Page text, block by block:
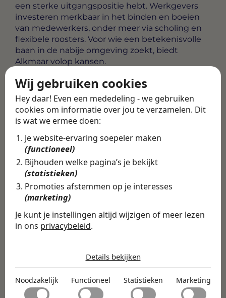
Wij gebruiken cookies
Hey daar! Even een mededeling - we gebruiken
cookies om informatie over jou te verzamelen. Dit
is wat we ermee doen:
Je website-ervaring soepeler maken
(functioneel)
Bijhouden welke pagina’s je bekijkt
(statistieken)
Promoties afstemmen op je interesses
(marketing)
Je kunt je instellingen altijd wijzigen of meer lezen
in ons privacybeleid.
Noodzakelijk
Noodzakelijke cookies helpen een website bruikbaar te
maken door basisfuncties zoals paginanavigatie en
Functioneel
Details bekijken
Noodzakelijk Functioneel Statistieken Marketing
een sterke uitgangspositie hebt. Werkgevers
investeren merkbaar in het binden en boeien
van medewerkers, onder meer via scholing en
flexibele roosters. Voor wie een betekenisvolle
baan in de nabije omgeving zoekt, biedt
Alkmaar volop kansen.
Alle vacatures· Career tips
Terug
Deel deze vacature
Vind de volledige
vacature in de
Swipe4Work app
In de Swipe4Work-app vind je
honderden andere vacatures
op basis van jouw skills,
ambities en voorkeuren.